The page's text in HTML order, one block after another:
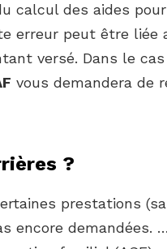
calcul des aides
erreur peut être liée
versé. Dans le cas
vous demandera de
?
prestations
encore demandées.